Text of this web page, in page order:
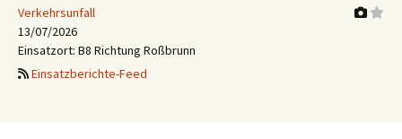
Verkehrsunfall
13/07/2026
Einsatzort: B8 Richtung Roßbrunn
Einsatzberichte-Feed